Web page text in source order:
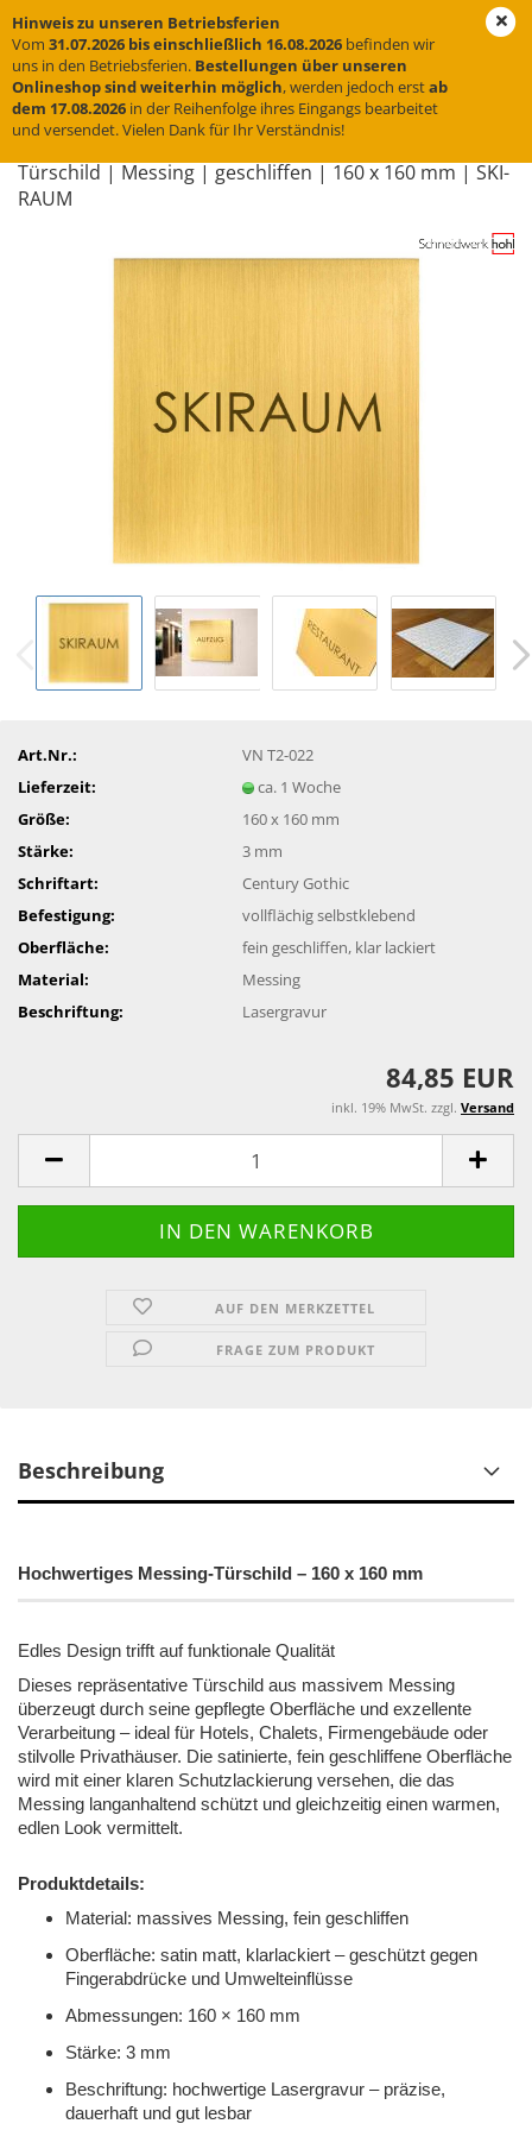
Hinweis zu unseren Betriebsferien
Vom 31.07.2026 bis einschließlich 16.08.2026 befinden wir
uns in den Betriebsferien. Bestellungen über unseren
Onlineshop sind weiterhin möglich, werden jedoch erstab
dem 17.08.2026 in der Reihenfolge ihres Eingangs bearbeitet
und versendet. Vielen Dank für Ihr Verständnis!
« Erster « zurück weiter »
Letzter »
31Artikel in dieser Kategorie
Tür­schild | Mes­sing | ge­schlif­fen | 160 x 160 mm | SKI­
RAUM
Art.Nr.:
VN T2-022
Lieferzeit:
ca. 1 Woche
Größe:
160 x 160 mm
Stärke:
3 mm
Schriftart:
Century Gothic
Befestigung:
vollflächig selbstklebend
Oberfläche:
fein geschliffen, klar lackiert
Material:
Messing
Beschriftung:
Lasergravur
84,85 EUR
inkl. 19% MwSt. zzgl. Versand
AUF DEN MERKZETTEL
FRAGE ZUM PRODUKT
Beschreibung
Hochwertiges Messing-Türschild – 160 x 160 mm
Edles Design trifft auf funktionale Qualität
Dieses repräsentative Türschild aus massivem Messing
überzeugt durch seine gepflegte Oberfläche und exzellente
Verarbeitung – ideal für Hotels, Chalets, Firmengebäude oder
stilvolle Privathäuser. Die satinierte, fein geschliffene Oberfläche
wird mit einer klaren Schutzlackierung versehen, die das
Messing langanhaltend schützt und gleichzeitig einen warmen,
edlen Look vermittelt.
Produktdetails:
Material: massives Messing, fein geschliffen
Oberfläche: satin matt, klarlackiert – geschützt gegen
Fingerabdrücke und Umwelteinflüsse
Abmessungen: 160 × 160 mm
Stärke: 3 mm
Beschriftung: hochwertige Lasergravur – präzise,
dauerhaft und gut lesbar